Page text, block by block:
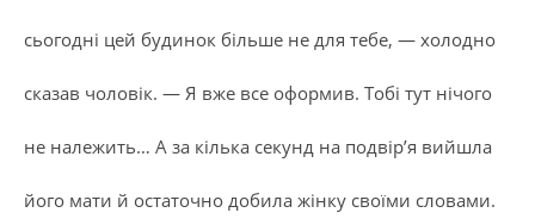
сьогодні цей будинок більше не для тебе, — холодно
сказав чоловік. — Я вже все оформив. Тобі тут нічого
не належить… А за кілька секунд на подвір’я вийшла
його мати й остаточно добила жінку своїми словами.